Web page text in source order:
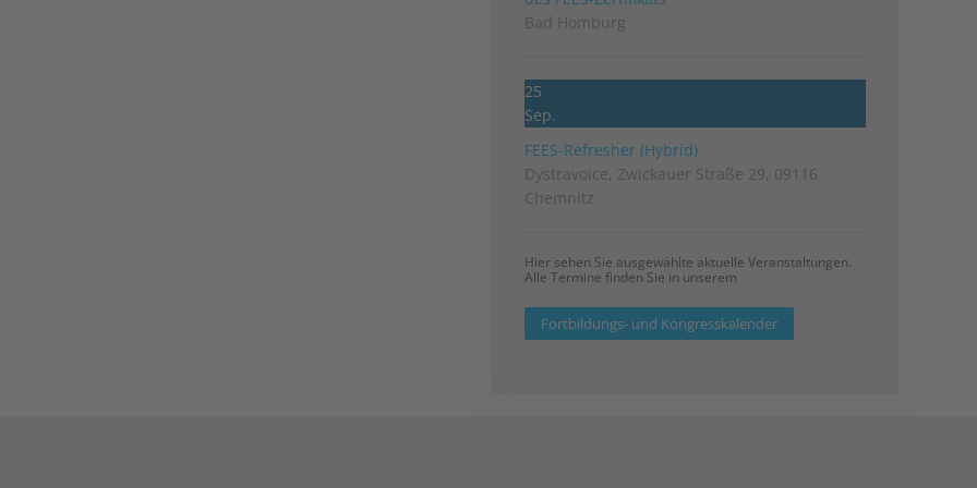
Bad Homburg
25
Sep.
FEES-Refresher (Hybrid)
Dystravoice, Zwickauer Straße 29, 09116
Chemnitz
Hier sehen Sie ausgewählte aktuelle Veranstaltungen.
Alle Termine finden Sie in unserem
Fortbildungs- und Kongresskalender